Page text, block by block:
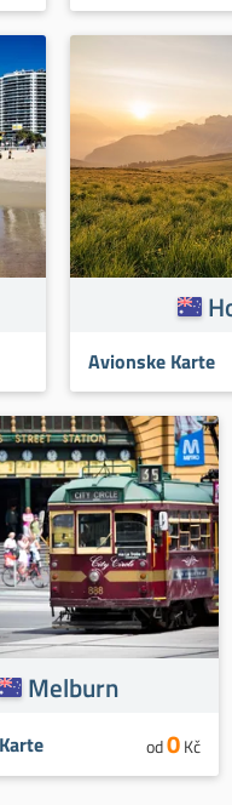
Avionske Karte
Melburn
od0Kč